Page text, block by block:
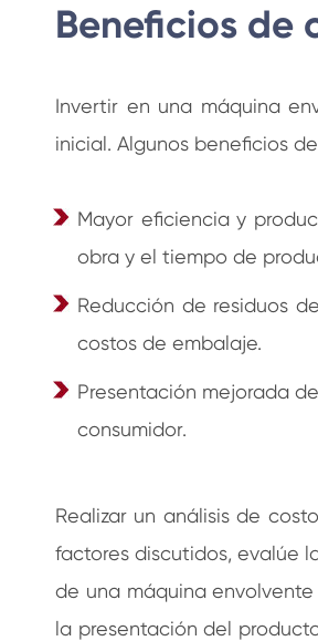
Beneficios de
Invertir en una máquina
inicial. Algunos beneficios
Mayor eficiencia y
obra y el tiempo de
Reducción de residuos
costos de embalaje.
Presentación mejorada
consumidor.
Realizar un análisis de
factores discutidos, evalúe
de una máquina
la presentación del